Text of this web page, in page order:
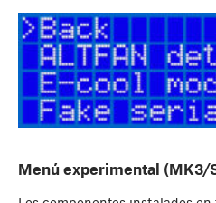
Menú experimental (MK3/